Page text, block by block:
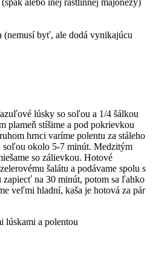
alebo inej rastlinnej majonézy)
(nemusí byť, ale dodá vynikajúcu
lúsky so soľou a 1/4 šálkou
plameň stíšime a pod pokrievkou
hrnci varíme polentu za stáleho
soľou okolo 5-7 minút. Medzitým
so zálievkou. Hotové
šalátu a podávame spolu s
na 30 minút, potom sa ľahko
veľmi hladní, kaša je hotová za pár